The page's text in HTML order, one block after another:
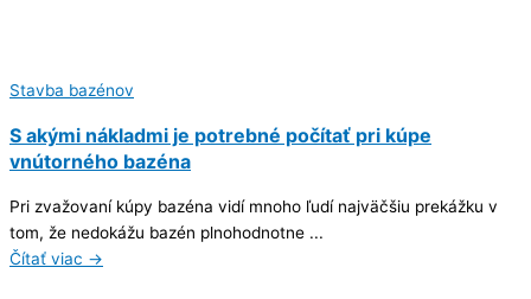
Stavba bazénov
S akými nákladmi je potrebné počítať pri kúpe
vnútorného bazéna
Pri zvažovaní kúpy bazéna vidí mnoho ľudí najväčšiu prekážku v
tom, že nedokážu bazén plnohodnotne ...
Čítať viac →